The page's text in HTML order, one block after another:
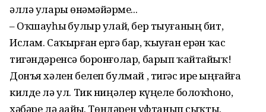
әллә уларҙы өнәмәйҙәрме...
– Оҡшауһыҙ булыр улай, бер тыуғаның бит,
Ислам. Саҡырған ергә бар, ҡыуған ерҙән ҡас
тигәндәренсә боронғолар, барып ҡайтайыҡ!
Донъя хәлен белеп булмай , тигәс ире ыңғайға
килде лә ул. Тик ниңәлер күңеле болоҡһоно,
хәбәре лә аҙайҙы. Төндәрен уфтанып сыҡты.